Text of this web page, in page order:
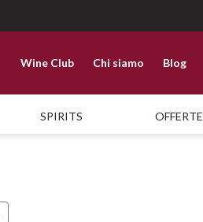
Wine Club Chi siamo Blog
SPIRITS OFFERTE